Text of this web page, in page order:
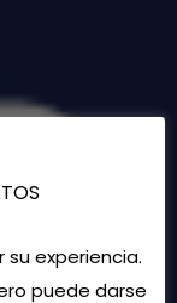
experiencia.
puede darse